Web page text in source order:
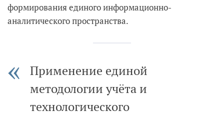
формирования единого информационно-
аналитического пространства.
Применение единой
методологии учёта и
технологического